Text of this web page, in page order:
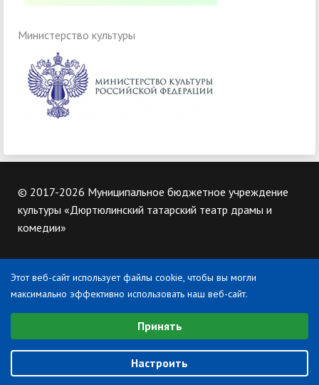
Министерство культуры
© 2017-2026 Муниципальное бюджетное учреждение
культуры «Дюртюлинский татарский театр драмы и
комедии»
Контакты
452320, Республика Башкортоста, г. Дюртюли, ул. Ленина
д. 26
Тел: 8 (34787) 2-45-64
Создание и поддержка сайта -Профкульт
Этот веб-сайт использует файлы cookie, чтобы вы могли
максимально эффективно использовать наш веб-сайт.
Принять
Настроить